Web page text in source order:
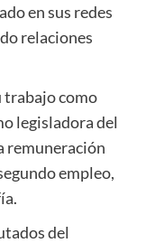
en sus redes
relaciones
trabajo como
legisladora del
remuneración
empleo,
del